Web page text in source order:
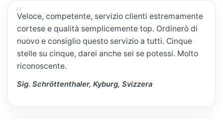
Veloce, competente, servizio clienti estremamente
cortese e qualità semplicemente top. Ordinerò di
nuovo e consiglio questo servizio a tutti. Cinque
stelle su cinque, darei anche sei se potessi. Molto
riconoscente.
Sig. Schröttenthaler, Kyburg, Svizzera